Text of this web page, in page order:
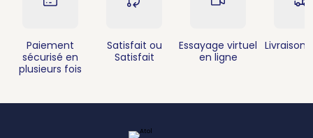
Paiement
sécurisé en
plusieurs fois
Satisfait ou
Satisfait
Essayage virtuel
en ligne
Livraison